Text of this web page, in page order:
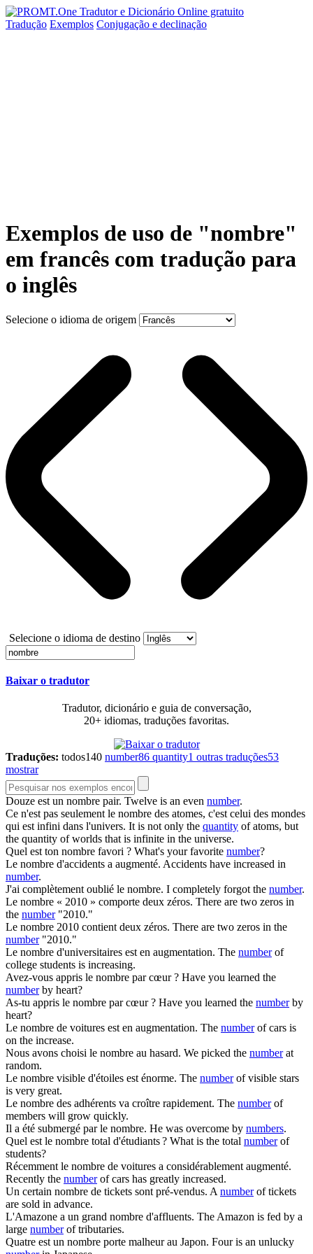
Tradução Exemplos Conjugação e declinação
Exemplos de uso de "nombre"
em francês com tradução para
o inglês
Selecione o idioma de origem
Selecione o idioma de destino
Baixar o tradutor
Tradutor, dicionário e guia de conversação,
20+ idiomas, traduções favoritas.
Traduções: todos140 number86 quantity1 outras traduções53
mostrar
Douze est un nombre pair. Twelve is an even number.
Ce n'est pas seulement le nombre des atomes, c'est celui des mondes
qui est infini dans l'univers. It is not only the quantity of atoms, but
the quantity of worlds that is infinite in the universe.
Quel est ton nombre favori ? What's your favorite number?
Le nombre d'accidents a augmenté. Accidents have increased in
number.
J'ai complètement oublié le nombre. I completely forgot the number.
Le nombre « 2010 » comporte deux zéros. There are two zeros in
the number"2010."
Le nombre 2010 contient deux zéros. There are two zeros in the
number"2010."
Le nombre d'universitaires est en augmentation. The numberof
college students is increasing.
Avez-vous appris le nombre par cœur ? Have you learned the
numberby heart?
As-tu appris le nombre par cœur ? Have you learned the numberby
heart?
Le nombre de voitures est en augmentation. The numberof cars is
on the increase.
Nous avons choisi le nombre au hasard. We picked the numberat
random.
Le nombre visible d'étoiles est énorme. The numberof visible stars
is very great.
Le nombre des adhérents va croître rapidement. The numberof
members will grow quickly.
Il a été submergé par le nombre. He was overcome by numbers.
Quel est le nombre total d'étudiants ? What is the total numberof
students?
Récemment le nombre de voitures a considérablement augmenté.
Recently the numberof cars has greatly increased.
Un certain nombre de tickets sont pré-vendus. Anumberof tickets
are sold in advance.
L'Amazone a un grand nombre d'affluents. The Amazon is fed by a
large numberof tributaries.
Quatre est un nombre porte malheur au Japon. Four is an unlucky